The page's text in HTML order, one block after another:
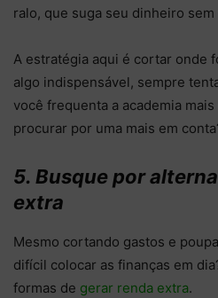
ralo, que suga seu dinheiro
A estratégia aqui é cortar onde
algo indispensável, sempre
você frequenta a academia
procurar por uma mais em
5. Busque por
extra
Mesmo cortando gastos e
difícil colocar as finanças em
formas de gerar renda extra.